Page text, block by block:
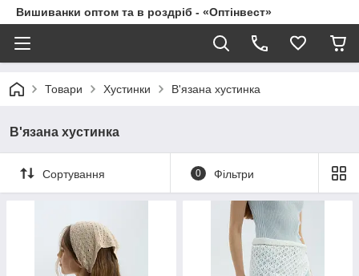
Вишиванки оптом та в роздріб - «Оптінвест»
Товари Хустинки В'язана хустинка
В'язана хустинка
Сортування 0 Фільтри